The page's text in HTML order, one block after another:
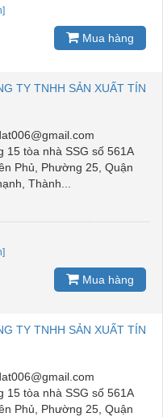
Mua hàng
TY TNHH SẢN XUẤT TÍN
15 tòa nhà SSG số 561A
Phủ, Phường 25, Quận
Thành...
Mua hàng
TY TNHH SẢN XUẤT TÍN
15 tòa nhà SSG số 561A
Phủ, Phường 25, Quận